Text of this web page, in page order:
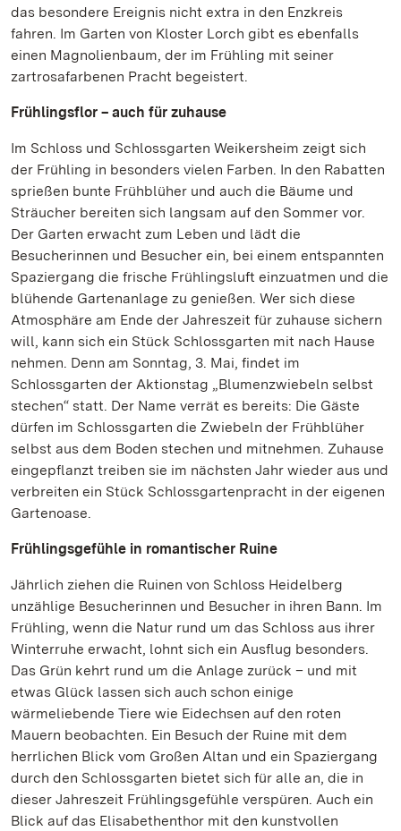
das besondere Ereignis nicht extra in den Enzkreis
fahren. Im Garten von Kloster Lorch gibt es ebenfalls
einen Magnolienbaum, der im Frühling mit seiner
zartrosafarbenen Pracht begeistert.
Frühlingsflor – auch für zuhause
Im Schloss und Schlossgarten Weikersheim zeigt sich
der Frühling in besonders vielen Farben. In den Rabatten
sprießen bunte Frühblüher und auch die Bäume und
Sträucher bereiten sich langsam auf den Sommer vor.
Der Garten erwacht zum Leben und lädt die
Besucherinnen und Besucher ein, bei einem entspannten
Spaziergang die frische Frühlingsluft einzuatmen und die
blühende Gartenanlage zu genießen. Wer sich diese
Atmosphäre am Ende der Jahreszeit für zuhause sichern
will, kann sich ein Stück Schlossgarten mit nach Hause
nehmen. Denn am Sonntag, 3. Mai, findet im
Schlossgarten der Aktionstag „Blumenzwiebeln selbst
stechen“ statt. Der Name verrät es bereits: Die Gäste
dürfen im Schlossgarten die Zwiebeln der Frühblüher
selbst aus dem Boden stechen und mitnehmen. Zuhause
eingepflanzt treiben sie im nächsten Jahr wieder aus und
verbreiten ein Stück Schlossgartenpracht in der eigenen
Gartenoase.
Frühlingsgefühle in romantischer Ruine
Jährlich ziehen die Ruinen von Schloss Heidelberg
unzählige Besucherinnen und Besucher in ihren Bann. Im
Frühling, wenn die Natur rund um das Schloss aus ihrer
Winterruhe erwacht, lohnt sich ein Ausflug besonders.
Das Grün kehrt rund um die Anlage zurück – und mit
etwas Glück lassen sich auch schon einige
wärmeliebende Tiere wie Eidechsen auf den roten
Mauern beobachten. Ein Besuch der Ruine mit dem
herrlichen Blick vom Großen Altan und ein Spaziergang
durch den Schlossgarten bietet sich für alle an, die in
dieser Jahreszeit Frühlingsgefühle verspüren. Auch ein
Blick auf das Elisabethenthor mit den kunstvollen